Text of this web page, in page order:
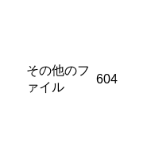
その他のフ
ァイル
604